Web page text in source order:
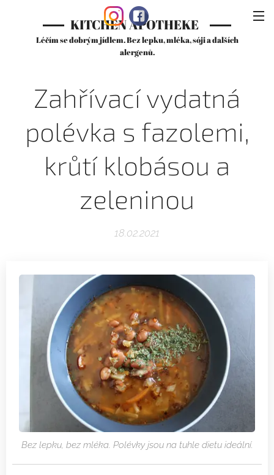
KITCHEN APOTHEKE
Léčím se dobrým jídlem. Bez lepku, mléka, sóji a dalších
alergenů.
Zahřívací vydatná
polévka s fazolemi,
krůtí klobásou a
zeleninou
18.02.2021
Bez lepku, bez mléka. Polévky jsou na tuhle dietu ideální.